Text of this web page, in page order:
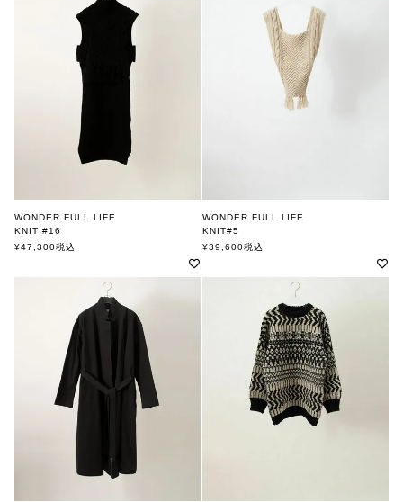
WONDER FULL LIFE
KNIT #16
ワンダフルライフ
¥47,300税込
WONDER FULL LIFE
KNIT#5
ワンダフルライフ
¥39,600税込